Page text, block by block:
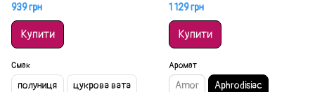
939 грн
Купити
Смак
полуниця цукрова вата
1 129 грн
Купити
Аромат
Amor Aphrodisiac